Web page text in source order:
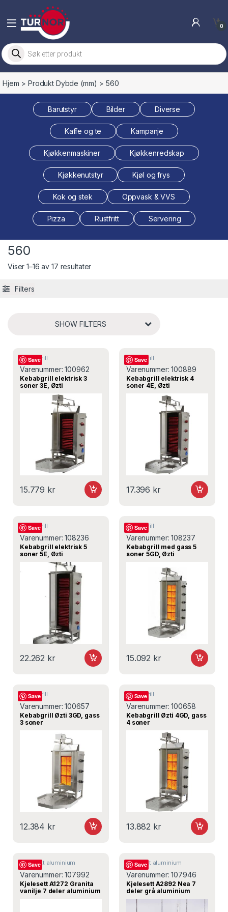
Skip to navigation
Skip to content
0
Products search
Hjem > Produkt Dybde (mm) > 560
Barutstyr Bilder Diverse
Kaffe og te Kampanje
Kjøkkenmaskiner Kjøkkenredskap
Kjøkkenutstyr Kjøl og frys
Kok og stek Oppvask & VVS
Pizza Rustfritt Servering
560
Viser 1–16 av 17 resultater
Filters
SHOW FILTERS
Save
Kebabgrill
Varenummer:100962
Kebabgrill elektrisk 3
soner 3E, Øzti
15.779 kr
Save
Kebabgrill
Varenummer:100889
Kebabgrill elektrisk 4
soner 4E, Øzti
17.396 kr
Save
Kebabgrill
Varenummer:108236
Kebabgrill elektrisk 5
soner 5E, Øzti
22.262 kr
Save
Kebabgrill
Varenummer:108237
Kebabgrill med gass 5
soner 5GD, Øzti
15.092 kr
Save
Kebabgrill
Varenummer:100657
Kebabgrill Øzti 3GD, gass
3 soner
12.384 kr
Save
Kebabgrill
Varenummer:100658
Kebabgrill Øzti 4GD, gass
4 soner
13.882 kr
Save
Kjelesett aluminium
Varenummer:107992
Kjelesett A1272 Granita
vanilje 7 deler aluminium
Save
Kjelesett aluminium
Varenummer:107946
Kjelesett A2892 Nea 7
deler grå aluminium
induksjon med non-stick
belegg – Korkmaz